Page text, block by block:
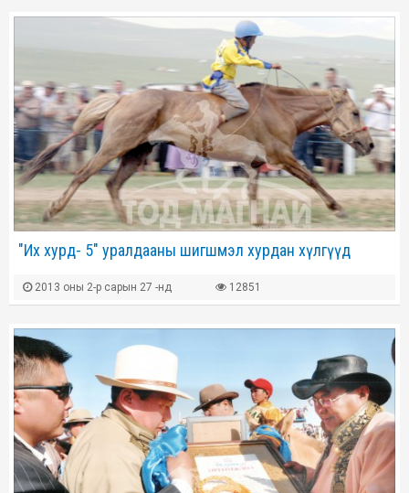
"Их хурд- 5" уралдааны шигшмэл хурдан хүлгүүд
2013 оны 2-р сарын 27 -нд 12851